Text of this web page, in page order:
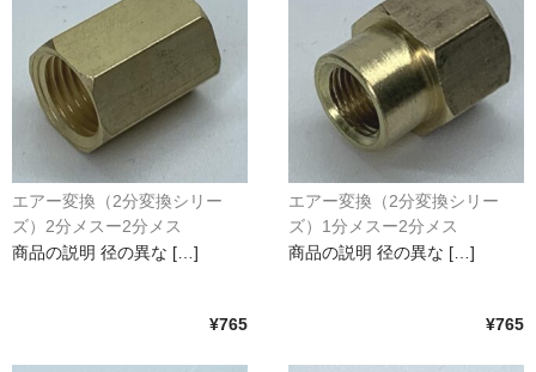
エアー変換（2分変換シリー
ズ）2分メスー2分メス
商品の説明 径の異な […]
¥765
エアー変換（2分変換シリー
ズ）1分メスー2分メス
商品の説明 径の異な […]
¥765